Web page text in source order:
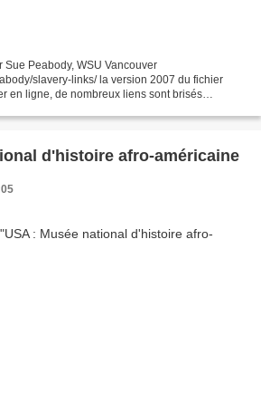
Peabody, WSU Vancouver
slavery-links/ la version 2007 du fichier
en ligne, de nombreux liens sont brisés
d'histoire afro-américaine